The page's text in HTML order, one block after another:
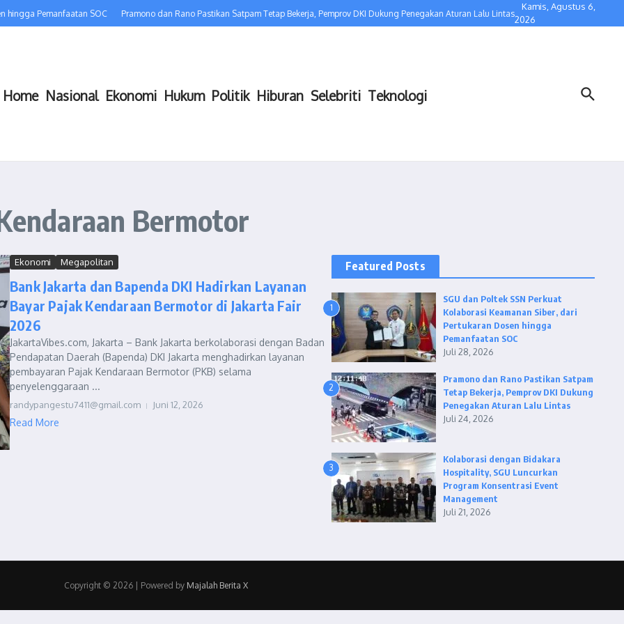
hingga Pemanfaatan SOC Pramono dan Rano Pastikan Satpam Tetap Bekerja, Pemprov DKI Dukung Penegakan Aturan Lalu Lintas Kolaborasi dengan
Kamis, Agustus 6,
2026
Home Nasional Ekonomi Hukum Politik Hiburan Selebriti Teknologi
Bermotor
Ekonomi Megapolitan
Bank Jakarta dan Bapenda DKI Hadirkan Layanan
Bayar Pajak Kendaraan Bermotor di Jakarta Fair
2026
JakartaVibes.com, Jakarta – Bank Jakarta berkolaborasi dengan Badan
Pendapatan Daerah (Bapenda) DKI Jakarta menghadirkan layanan
pembayaran Pajak Kendaraan Bermotor (PKB) selama
penyelenggaraan ...
randypangestu7411@gmail.com Juni 12, 2026
Read More
Featured Posts
1
SGU dan Poltek SSN Perkuat
Kolaborasi Keamanan Siber, dari
Pertukaran Dosen hingga
Pemanfaatan SOC
Juli 28, 2026
2
Pramono dan Rano Pastikan Satpam
Tetap Bekerja, Pemprov DKI Dukung
Penegakan Aturan Lalu Lintas
Juli 24, 2026
3
Kolaborasi dengan Bidakara
Hospitality, SGU Luncurkan
Program Konsentrasi Event
Management
Juli 21, 2026
Copyright © 2026 | Powered by Majalah Berita X